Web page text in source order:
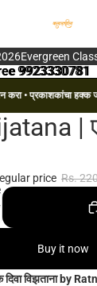
Evergreen
9923330781
9923330781
• प्रकाशकांचा हक्क
|
price Rs.
Buy it now
विझतानाby